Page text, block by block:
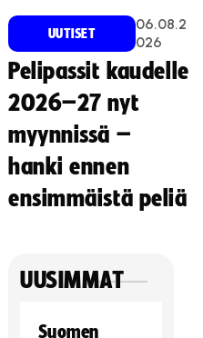
UUTISET
06.08.2
026
Pelipassit kaudelle
2026–27 nyt
myynnissä –
hanki ennen
ensimmäistä peliä
UUSIMMAT
Suomen